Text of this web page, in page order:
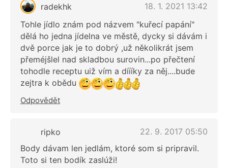
radekhk
18. 1. 2021 13:42
Tohle jídlo znám pod názvem "kuřecí papání"
dělá ho jedna jídelna ve městě, dycky si dávám i
dvě porce jak je to dobrý ,už několikrát jsem
přeméjšlel nad skladbou surovin...po přečtení
tohodle receptu uiž vím a díííky za něj....bude
zejtra k obědu
Odpovědět
ripko
22. 9. 2017 05:50
Body dávam len jedlám, ktoré som si pripravil.
Toto si ten bodík zaslúži!